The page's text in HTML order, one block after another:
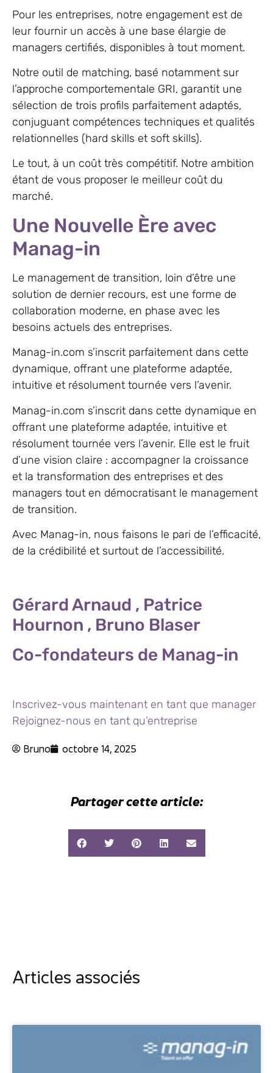
Pour les entreprises, notre engagement est de
leur fournir un accès à une base élargie de
managers certifiés, disponibles à tout moment.
Notre outil de matching, basé notamment sur
l’approche comportementale GRI, garantit une
sélection de trois profils parfaitement adaptés,
conjuguant compétences techniques et qualités
relationnelles (hard skills et soft skills).
Le tout, à un coût très compétitif. Notre ambition
étant de vous proposer le meilleur coût du
marché.
Une Nouvelle Ère avec
Manag-in
Le management de transition, loin d’être une
solution de dernier recours, est une forme de
collaboration moderne, en phase avec les
besoins actuels des entreprises.
Manag-in.com s’inscrit parfaitement dans cette
dynamique, offrant une plateforme adaptée,
intuitive et résolument tournée vers l’avenir.
Manag-in.com s’inscrit dans cette dynamique en
offrant une plateforme adaptée, intuitive et
résolument tournée vers l’avenir. Elle est le fruit
d’une vision claire : accompagner la croissance
et la transformation des entreprises et des
managers tout en démocratisant le management
de transition.
Avec Manag-in, nous faisons le pari de l’efficacité,
de la crédibilité et surtout de l’accessibilité.
Gérard Arnaud , Patrice
Hournon , Bruno Blaser
Co-fondateurs de Manag-in
Inscrivez-vous maintenant en tant que manager
Rejoignez-nous en tant qu’entreprise
Bruno octobre 14, 2025
Partager cette article:
Articles associés